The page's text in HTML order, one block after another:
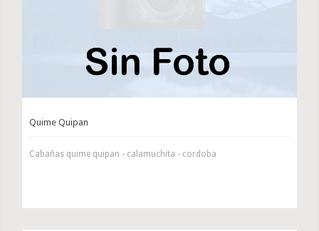
Quime Quipan
Cabañas quime quipan - calamuchita - cordoba